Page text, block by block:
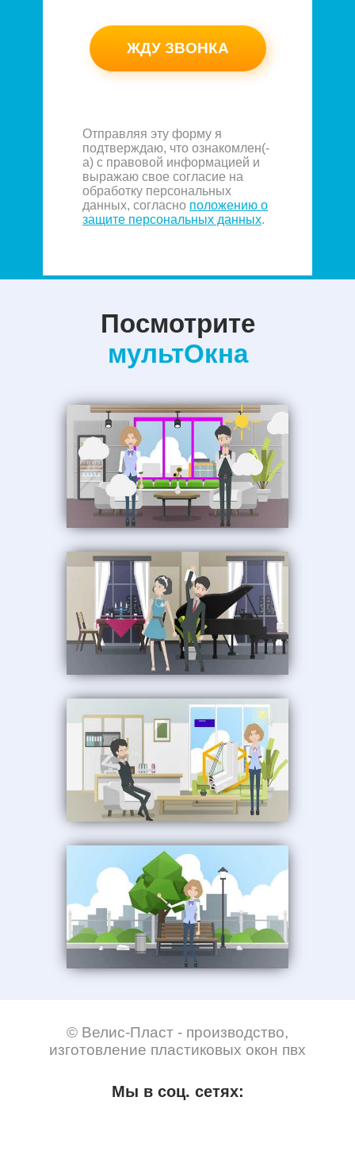
ЖДУ ЗВОНКА
Отправляя эту форму я
подтверждаю, что ознакомлен(-
а) с правовой информацией и
выражаю свое согласие на
обработку персональных
данных, согласно положению о
защите персональных данных.
Посмотрите
мультОкна
© Велис-Пласт - производство,
изготовление пластиковых окон пвх
Мы в соц. сетях: